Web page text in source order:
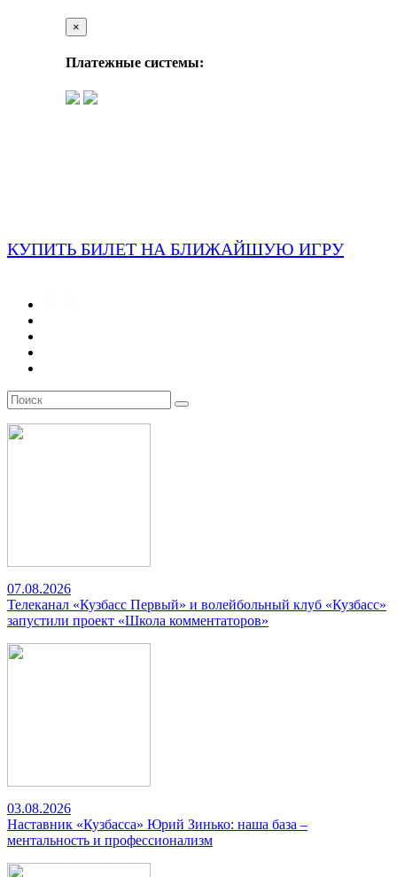
×
Платежные системы:
КУПИТЬ БИЛЕТ НА БЛИЖАЙШУЮ ИГРУ
07.08.2026
Телеканал «Кузбасс Первый» и волейбольный клуб «Кузбасс»
запустили проект «Школа комментаторов»
03.08.2026
Наставник «Кузбасса» Юрий Зинько: наша база –
ментальность и профессионализм